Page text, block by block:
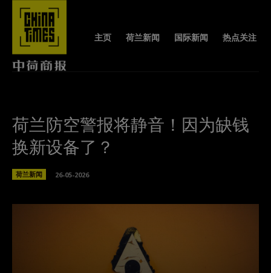
主页 荷兰新闻 国际新闻 热点关注
荷兰防空警报将静音！因为缺钱
换新设备了？
荷兰新闻 26-05-2026